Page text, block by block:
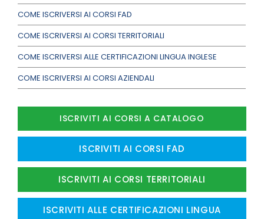
COME ISCRIVERSI AI CORSI FAD
COME ISCRIVERSI AI CORSI TERRITORIALI
COME ISCRIVERSI ALLE CERTIFICAZIONI LINGUA INGLESE
COME ISCRIVERSI AI CORSI AZIENDALI
ISCRIVITI AI CORSI A CATALOGO
ISCRIVITI AI CORSI FAD
ISCRIVITI AI CORSI TERRITORIALI
ISCRIVITI ALLE CERTIFICAZIONI LINGUA